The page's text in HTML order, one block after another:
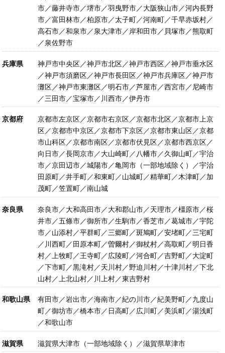
市／藤井寺市／堺市／羽曳野市／大阪狭山市／河内長野
市／富田林市／柏原市／太子町／河南町／千早赤坂村／
高石市／和泉市／泉大津市／岸和田市／貝塚市／熊取町
／泉佐野市
兵庫県
神戸市中央区／神戸市北区／神戸市西区／神戸市垂水区
／神戸市須磨区／神戸市長田区／神戸市兵庫区／神戸市
灘区／神戸市東灘区／明石市／芦屋市／西宮市／尼崎市
／三田市／宝塚市／川西市／伊丹市
京都府
京都市左京区／京都市右京区／京都市北区／京都市上京
区／京都市中京区／京都市下京区／京都市東山区／京都
市山科区／京都市南区／京都市伏見区／京都市西京区／
向日市／長岡京市／大山崎町／八幡市／久御山町／宇治
市／京田辺市／城陽市／亀岡市（一部地域除く）／宇治
田原町／井手町／和東町／山城町／精華町／木津町／加
茂町／笠置町／南山城
奈良県
奈良市／大和高田市／大和郡山市／天理市／橿原市／桜
井市／五條市／御所市／生駒市／香芝市／葛城市／宇陀
市／山添村／平群町／三郷町／斑鳩町／安堵町／三宅町
／川西町／田原本町／曽爾村／御杖村／高取町／明日香
村／上牧町／王寺町／広陵町／河合町／吉野町／大淀町
／下市町／黒滝村／天川村／野迫川村／十津川村／下北
山村／上北山村／川上村／東吉野村
和歌山県
有田市／岩出市／海南市／紀の川市／紀美野町／九度山
町／御坊市／橋本市／日高町／広川町／美浜町／湯浅町
／和歌山市
滋賀県 滋賀県大津市（一部地域除く）／滋賀県草津市